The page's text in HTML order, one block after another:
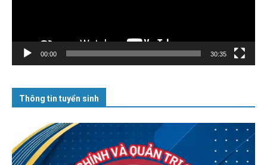
00:00 30:35
Thông tin tuyển sinh